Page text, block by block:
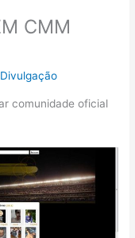
CMM
Divulgação
comunidade oficial